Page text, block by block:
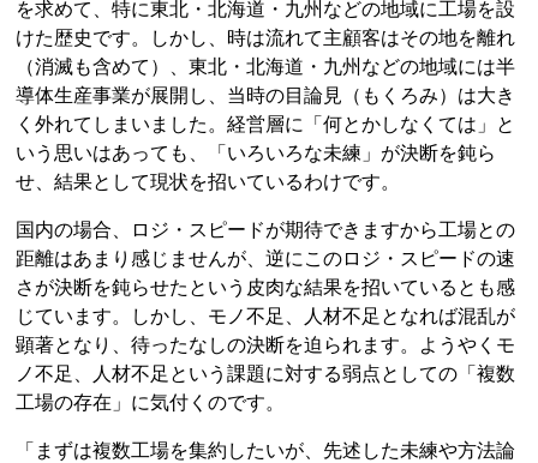
を求めて、特に東北・北海道・九州などの地域に工場を設
けた歴史です。しかし、時は流れて主顧客はその地を離れ
（消滅も含めて）、東北・北海道・九州などの地域には半
導体生産事業が展開し、当時の目論見（もくろみ）は大き
く外れてしまいました。経営層に「何とかしなくては」と
いう思いはあっても、「いろいろな未練」が決断を鈍ら
せ、結果として現状を招いているわけです。
国内の場合、ロジ・スピードが期待できますから工場との
距離はあまり感じませんが、逆にこのロジ・スピードの速
さが決断を鈍らせたという皮肉な結果を招いているとも感
じています。しかし、モノ不足、人材不足となれば混乱が
顕著となり、待ったなしの決断を迫られます。ようやくモ
ノ不足、人材不足という課題に対する弱点としての「複数
工場の存在」に気付くのです。
「まずは複数工場を集約したいが、先述した未練や方法論